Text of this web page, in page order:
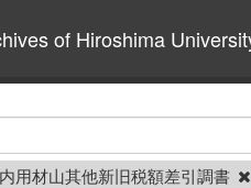
of Hiroshima
用材山其他新旧税額差引調書